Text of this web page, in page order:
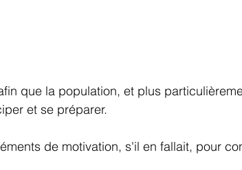
que la population, et plus
et se préparer.
de motivation, s'il en fallait, pour